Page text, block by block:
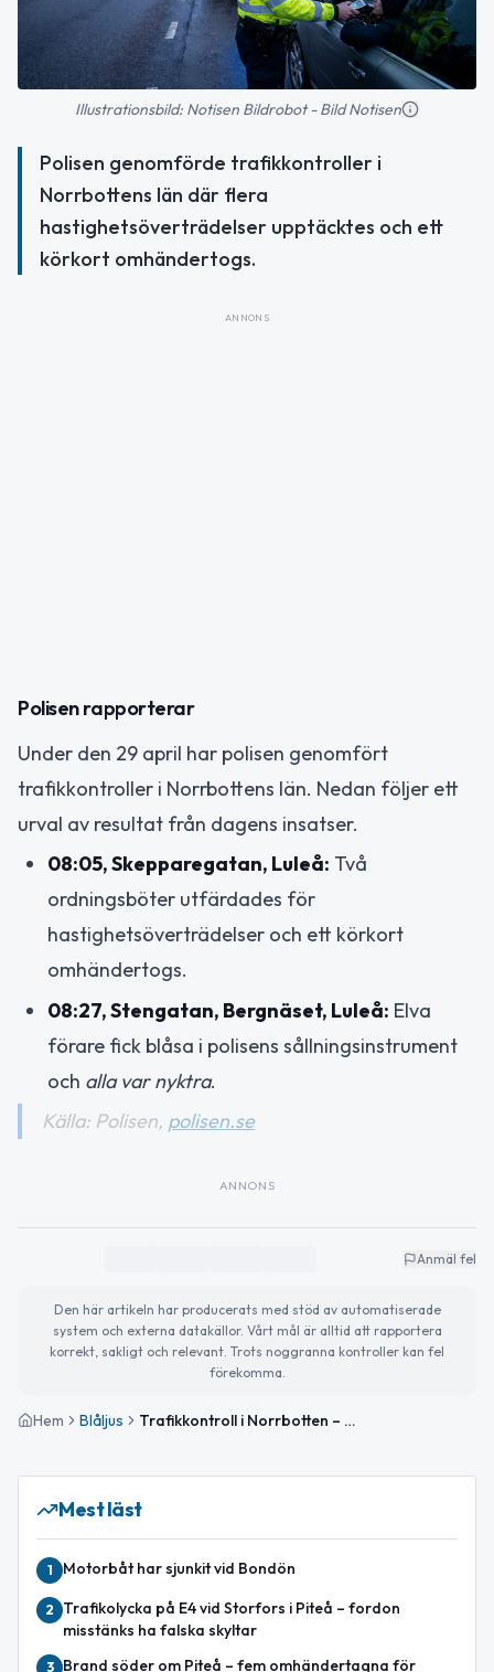
Illustrationsbild: Notisen Bildrobot - Bild Notisen
Polisen genomförde trafikkontroller i
Norrbottens län där flera
hastighetsöverträdelser upptäcktes och ett
körkort omhändertogs.
ANNONS
Polisen rapporterar
Under den 29 april har polisen genomfört
trafikkontroller i Norrbottens län. Nedan följer ett
urval av resultat från dagens insatser.
08:05, Skepparegatan, Luleå: Två
ordningsböter utfärdades för
hastighetsöverträdelser och ett körkort
omhändertogs.
08:27, Stengatan, Bergnäset, Luleå: Elva
förare fick blåsa i polisens sållningsinstrument
och alla var nyktra.
Källa: Polisen, polisen.se
ANNONS
Anmäl fel
Den här artikeln har producerats med stöd av automatiserade
system och externa datakällor. Vårt mål är alltid att rapportera
korrekt, sakligt och relevant. Trots noggranna kontroller kan fel
förekomma.
Hem Blåljus Trafikkontroll i Norrbotten – böter och körkort omhändertaget
Mest läst
1 Motorbåt har sjunkit vid Bondön
2
Trafikolycka på E4 vid Storfors i Piteå – fordon
misstänks ha falska skyltar
3 Brand söder om Piteå – fem omhändertagna för